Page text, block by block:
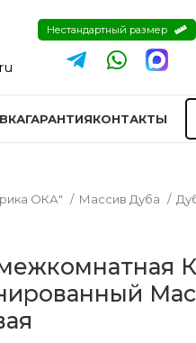
Нестандартный размер
ГАРАНТИЯКОНТАКТЫ
ОКА" Массив Дуба